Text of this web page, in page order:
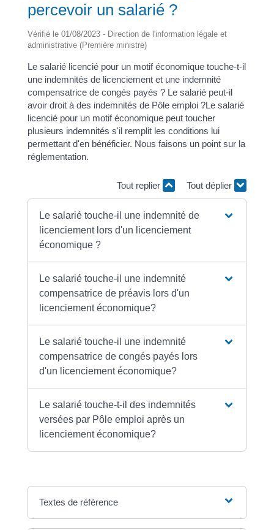
percevoir un salarié ?
Vérifié le 01/08/2023 - Direction de l'information légale et
administrative (Première ministre)
Le salarié licencié pour un motif économique touche-t-il
une indemnités de licenciement et une indemnité
compensatrice de congés payés ? Le salarié peut-il
avoir droit à des indemnités de Pôle emploi ?Le salarié
licencié pour un motif économique peut toucher
plusieurs indemnités s'il remplit les conditions lui
permettant d'en bénéficier. Nous faisons un point sur la
réglementation.
Tout replier Tout déplier
Le salarié touche-il une indemnité de
licenciement lors d'un licenciement
économique ?
Le salarié touche-il une indemnité
compensatrice de préavis lors d'un
licenciement économique?
Le salarié touche-il une indemnité
compensatrice de congés payés lors
d'un licenciement économique?
Le salarié touche-t-il des indemnités
versées par Pôle emploi après un
licenciement économique?
Textes de référence